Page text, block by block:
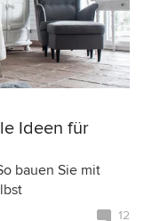
Ideen für
bauen Sie mit
12